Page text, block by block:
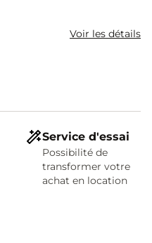
Voir les détails
Service d'essai
Possibilité de
transformer votre
achat en location